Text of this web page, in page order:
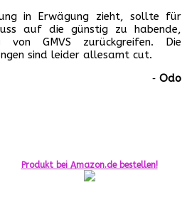
in Erwägung zieht, sollte für
auf die günstig zu habende,
von GMVS zurückgreifen. Die
sind leider allesamt cut.
‐ Odo
Produkt bei Amazon.de bestellen!